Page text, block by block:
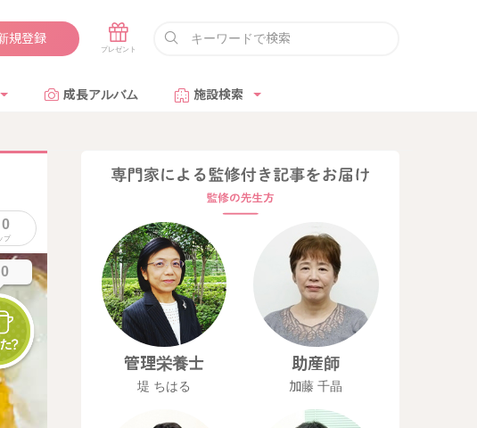
規登録
成長アルバム 施設検索
0
0
管理栄養士
堤 ちはる
助産師
加藤 千晶